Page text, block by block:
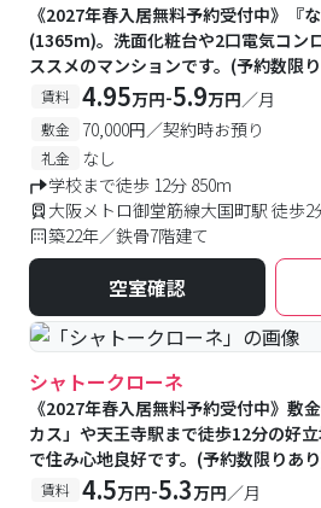
《2027年春入居無料予約受付中》『
(1365m)。洗面化粧台や2口電気コン
ススメのマンションです。(予約数限
賃料 4.95万円-5.9万円／月
敷金 70,000円／契約時お預り
礼金
なし
学校まで徒歩 12分 850m
大阪メトロ御堂筋線大国町駅 徒歩2
築22年／鉄骨7階建て
空室確認
シャトークローネ
《2027年春入居無料予約受付中》敷
カス」や天王寺駅まで徒歩12分の好
で住み心地良好です。(予約数限りあ
賃料 4.5万円-5.3万円／月